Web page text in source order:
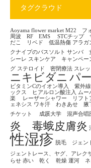
タグクラウド
Aoyama flower market M22 フ
周波 RF EMS
STCチップ
だこ リベド 低温熱傷 アラ
クナイプのバスソルト サンバ
シーレ スキンケア キャンペ
グ ステロイド 密閉療法 スレッ
ニキビダニ パ
ビタミンCのイオン導入 紫外
ックス ヒアルロン酸注入 ムー
楽
レーザーシャワー リフ
ェネシス ワキ汗 わきあせ 腋
チケット
成蹊大学 混声合唱
炎 毒蛾皮膚炎
性湿疹 脱毛 ジェン
ジェントレース、ヤグ、アレク
らせ 赤い 乾く 乾燥 運河 ネ